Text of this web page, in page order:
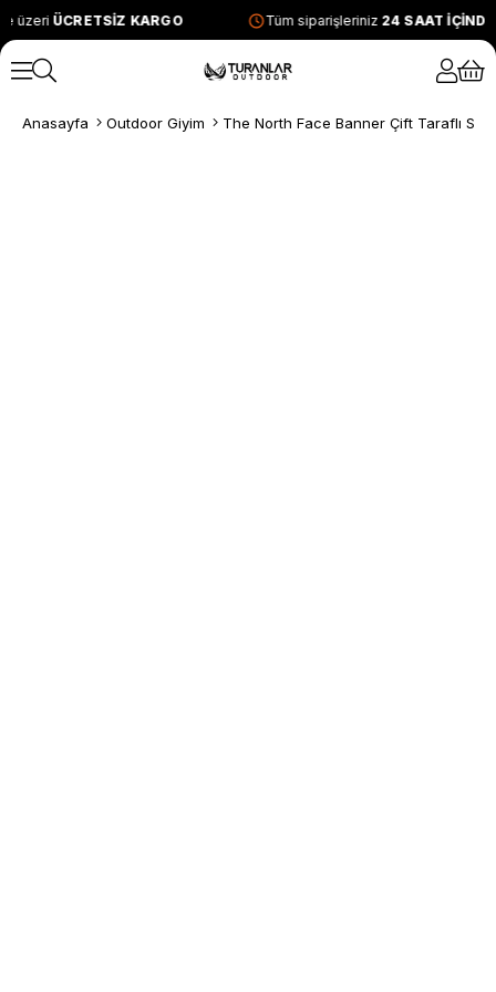
üzeri ÜCRETSİZ KARGO Tüm siparişleriniz 24 SAAT
Anasayfa Outdoor Giyim The North Face Banner Çift Taraflı